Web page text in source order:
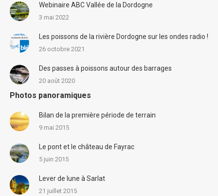
Webinaire ABC Vallée de la Dordogne
3 mai 2022
Les poissons de la rivière Dordogne sur les ondes radio !
26 octobre 2021
Des passes à poissons autour des barrages
20 août 2020
Photos panoramiques
Bilan de la première période de terrain
9 mai 2015
Le pont et le château de Fayrac
5 juin 2015
Lever de lune à Sarlat
21 juillet 2015